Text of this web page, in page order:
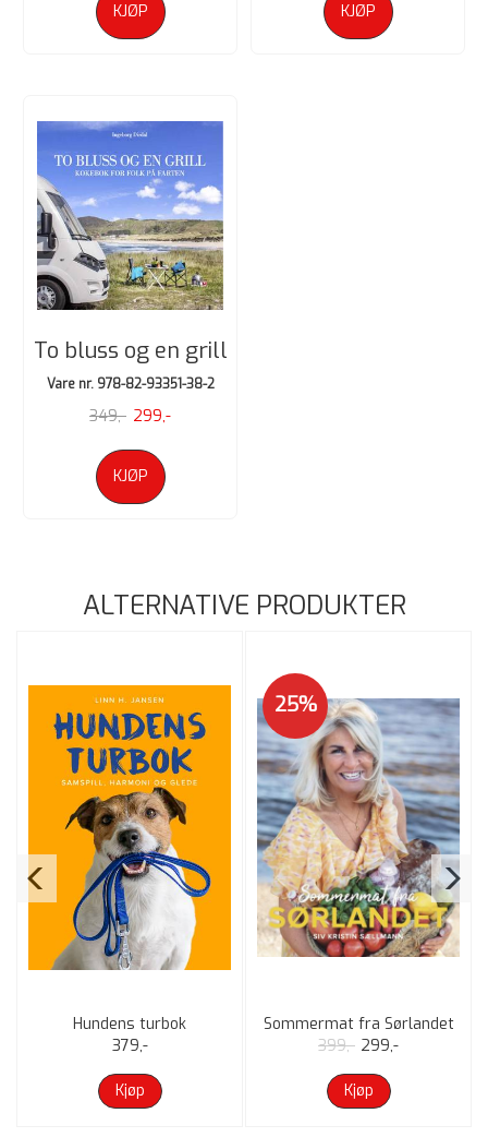
KJØP KJØP
To bluss og en grill
Vare nr. 978-82-93351-38-2
349,- 299,-
KJØP
ALTERNATIVE PRODUKTER
Hundens turbok
379,-
Kjøp
25%
Sommermat fra Sørlandet
399,- 299,-
Kjøp